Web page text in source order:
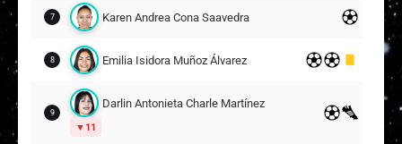
7 Karen Andrea Cona Saavedra
8 Emilia Isidora Muñoz Álvarez
9
Darlin Antonieta Charle Martínez
11